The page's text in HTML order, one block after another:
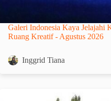
Galeri Indonesia Kaya Jelajahi
Ruang Kreatif - Agustus 2026
Inggrid Tiana